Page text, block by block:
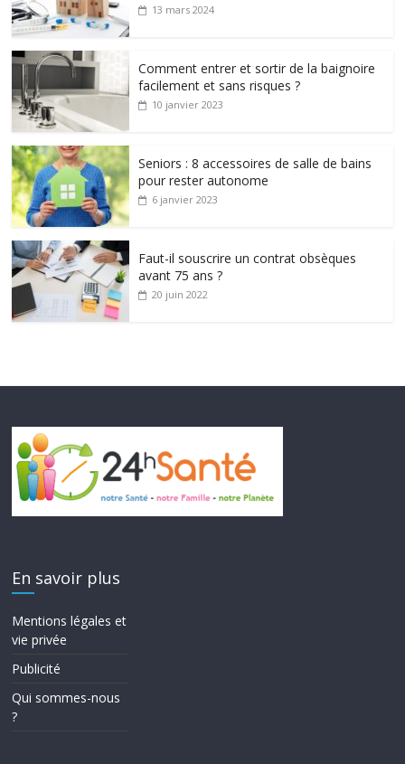
13 mars 2024
Comment entrer et sortir de la baignoire
facilement et sans risques ?
10 janvier 2023
Seniors : 8 accessoires de salle de bains
pour rester autonome
6 janvier 2023
Faut-il souscrire un contrat obsèques
avant 75 ans ?
20 juin 2022
En savoir plus
Mentions légales et
vie privée
Publicité
Qui sommes-nous
?